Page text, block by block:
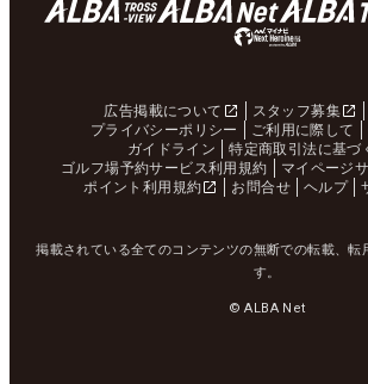
広告掲載について スタッフ募集
プライバシーポリシー
ご利用に際して
ガイドライン
特定商取引法に基づ
ゴルフ場予約サービス利用規約
マイページ
ポイント利用規約
お問合せ ヘルプ
掲載されている全てのコンテンツの無断での転載、転
す。
© ALBA Net